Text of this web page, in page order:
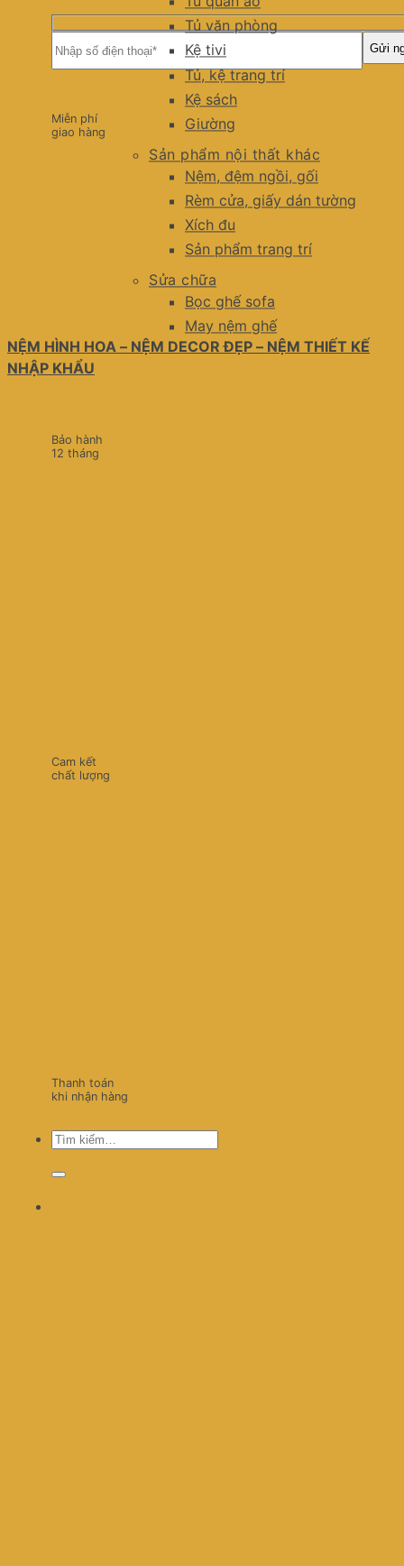
Tủ văn phòng
Kệ tivi
Tủ, kệ trang trí
Kệ sách
Giường
Sản phẩm nội thất khác
Nệm, đệm ngồi, gối
Rèm cửa, giấy dán tường
Xích đu
Sản phẩm trang trí
Sửa chữa
Bọc ghế sofa
May nệm ghế
Miễn phí
giao hàng
Bảo hành
12 tháng
Cam kết
chất lượng
Thanh toán
khi nhận hàng
Tìm
NỆM HÌNH HOA – NỆM DECOR ĐẸP – NỆM THIẾT KẾ
NHẬP KHẨU